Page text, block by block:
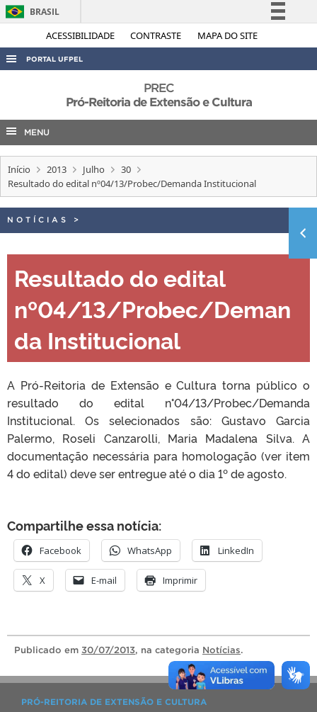
ACESSIBILIDADE CONTRASTE MAPA DO SITE
BRASIL
Simplifique!
Acesso à informação
Legislação
PORTAL UFPEL
AUDITORIA
COBALTO
CONCURSOS
EDITAIS
TELEFONES
PREC
Pró-Reitoria de Extensão e Cultura
MENU
Início 2013 Julho
30
Resultado do edital nº04/13/Probec/Demanda Institucional
NOTÍCIAS >
Resultado do edital
nº04/13/Probec/Deman
da Institucional
A Pró-Reitoria de Extensão e Cultura torna público o
resultado do edital n°04/13/Probec/Demanda
Institucional. Os selecionados são: Gustavo Garcia
Palermo, Roseli Canzarolli, Maria Madalena Silva. A
documentação necessária para homologação (ver item
4 do edital) deve ser entregue até o dia 1º de agosto.
Compartilhe essa notícia:
Facebook WhatsApp LinkedIn
X E-mail Imprimir
Publicado em 30/07/2013, na categoria Notícias.
PRÓ-REITORIA DE EXTENSÃO E CULTURA